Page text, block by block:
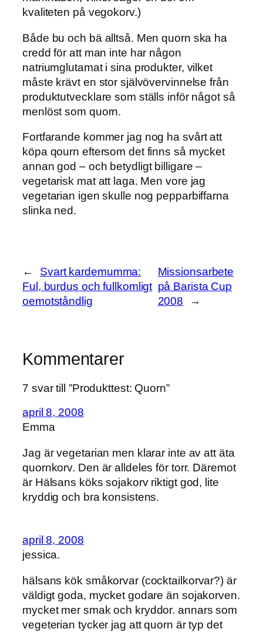
kvaliteten på vegokorv.)
Både bu och bä alltså. Men quorn ska ha
credd för att man inte har någon
natriumglutamat i sina produkter, vilket
måste krävt en stor självövervinnelse från
produktutvecklare som ställs inför något så
menlöst som quorn.
Fortfarande kommer jag nog ha svårt att
köpa qourn eftersom det finns så mycket
annan god – och betydligt billigare –
vegetarisk mat att laga. Men vore jag
vegetarian igen skulle nog pepparbiffarna
slinka ned.
←
Svart kardemumma:
Ful, burdus och fullkomligt
oemotståndlig
Missionsarbete
på Barista Cup
2008
→
Kommentarer
7 svar till ”Produkttest: Quorn”
april 8, 2008
Emma
Jag är vegetarian men klarar inte av att äta
quornkorv. Den är alldeles för torr. Däremot
är Hälsans köks sojakorv riktigt god, lite
kryddig och bra konsistens.
april 8, 2008
jessica.
hälsans kök småkorvar (cocktailkorvar?) är
väldigt goda, mycket godare än sojakorven.
mycket mer smak och kryddor. annars som
vegeterian tycker jag att quorn är typ det